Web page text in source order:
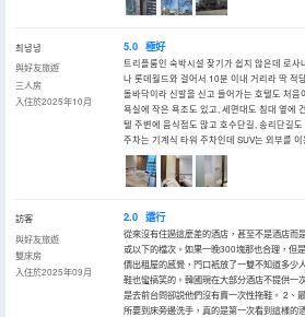
최녕녕
與好友旅遊
三人房
入住於2025年10月
5.0 極好
트리플룸인 숙박시설 찾기가 쉽지 않은데 로
나 롯데월드와 걸어서 10분 이내 거리라 딱 적
돌바닥이라 신발을 신고 들어가는 호텔도 처음
욕실에 작은 욕조도 있고, 세면대도 침대 옆에
텔 주변에 음식점도 많고 호수단길, 송리단길
주차는 기계식 타워 주차인데 SUV는 외부를 이
訪客
與好友旅遊
雙床房
入住於2025年09月
2.0 還行
從來沒有住過這麼差的酒店，甚至不是酒店而
或以下的檔次。如果一晚300塊那也合理，但
價出租屋的感覺，門口衹放了一雙不知道多少
鞋也蠻搞笑的。韓國現在大部分酒店不提供一
是去前台問卻説他們沒有賣一次性拖鞋。 2、
所要到床旁邊洗手，真的是第一次看到這樣的